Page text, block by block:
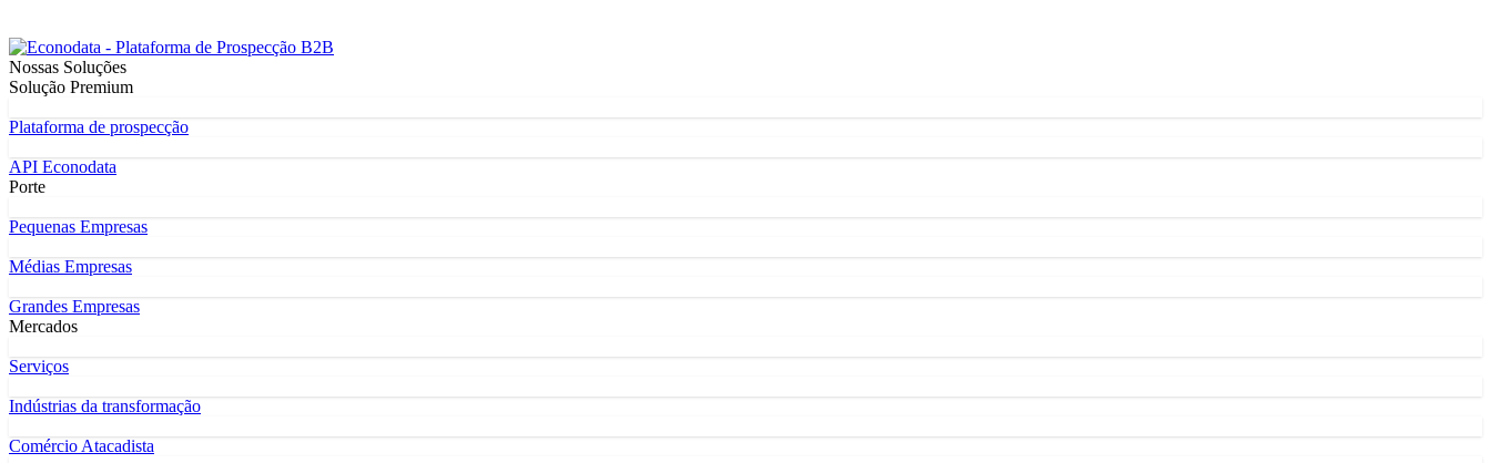
Nossas Soluções
Solução Premium
Plataforma de prospecção
API Econodata
Porte
Pequenas Empresas
Médias Empresas
Grandes Empresas
Mercados
Serviços
Indústrias da transformação
Comércio Atacadista